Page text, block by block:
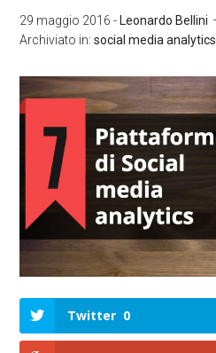
29 maggio 2016 - Leonardo Bellini
Archiviato in:social media analytics
Twitter 0